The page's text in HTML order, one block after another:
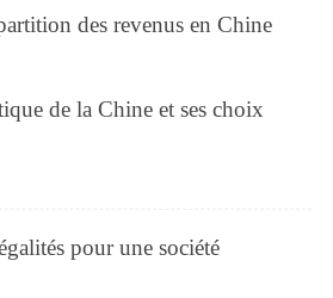
des revenus en Chine
de la Chine et ses choix
pour une société